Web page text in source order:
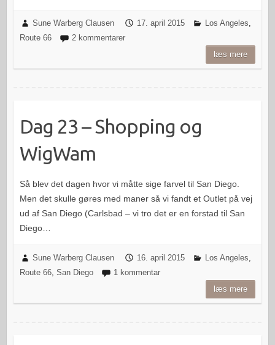
Sune Warberg Clausen 17. april 2015 Los Angeles
Route 66
2 kommentarer
læs mere
Dag 23 – Shopping og
WigWam
Så blev det dagen hvor vi måtte sige farvel til San Diego.
Men det skulle gøres med maner så vi fandt et Outlet på vej
ud af San Diego (Carlsbad – vi tro det er en forstad til San
Diego…
Sune Warberg Clausen 16. april 2015 Los Angeles,
Route 66, San Diego
1 kommentar
læs mere